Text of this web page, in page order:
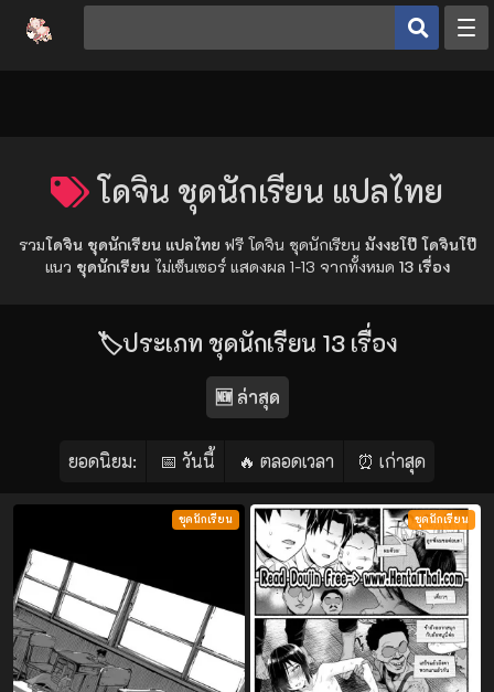
โดจินยอดนิยม
ดูเฮ็นไต
อ่านโดจิน
โดจิน ชุดนักเรียน แปลไทย
รวมโดจิน ชุดนักเรียน แปลไทย ฟรี โดจิน ชุดนักเรียน มังงะโป๊ โดจินโป๊
แนว ชุดนักเรียนไม่เซ็นเซอร์ แสดงผล 1-13 จากทั้งหมด 13 เรื่อง
🏷️ประเภท ชุดนักเรียน 13 เรื่อง
🆕 ล่าสุด
ยอดนิยม: 📅 วันนี้ 🔥 ตลอดเวลา ⏰ เก่าสุด
ชุดนักเรียน ชุดนักเรียน